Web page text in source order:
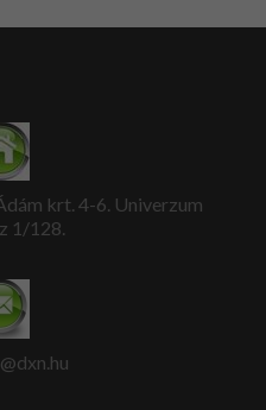
krt. 4-6. Univerzum
1/128.